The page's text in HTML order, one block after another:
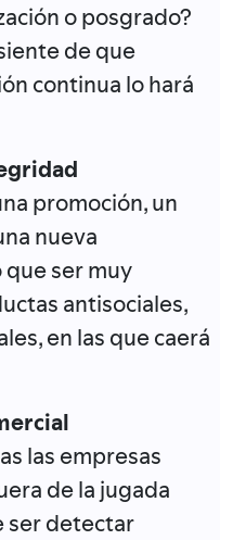
o posgrado?
de que
continua lo hará
promoción, un
nueva
ser muy
antisociales,
en las que caerá
las empresas
de la jugada
ser detectar